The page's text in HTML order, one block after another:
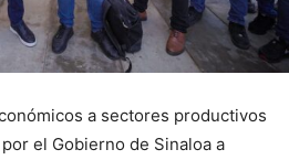
a sectores productivos
el Gobierno de Sinaloa a